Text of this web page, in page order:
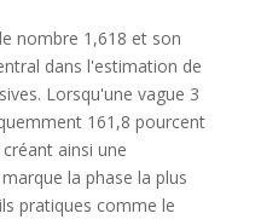
nombre 1,618 et son
dans l'estimation de
Lorsqu'une vague 3
161,8 pourcent
ainsi une
la phase la plus
pratiques comme le